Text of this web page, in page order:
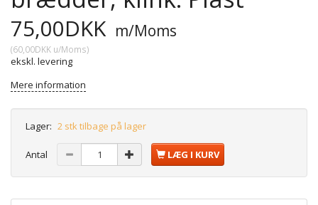
75,00DKK m/Moms
(60,00DKK u/Moms)
ekskl. levering
Mere information
Lager: 2 stk tilbage på lager
Antal LÆG I KURV